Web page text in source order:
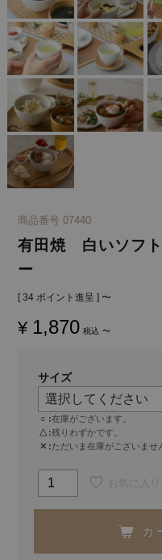
商品番号 07440
有田焼 白いソフ
ー
[ 34 ポイント進呈 ] 〜
¥ 1,870 税込 〜
サイズ
○
在庫がございます。
△ 残りわずかです。
✕
ただいま在庫がございませ
カ